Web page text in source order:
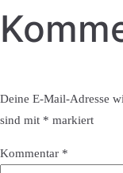
Deine E-Mail-Adresse
sind mit * markiert
Kommentar *